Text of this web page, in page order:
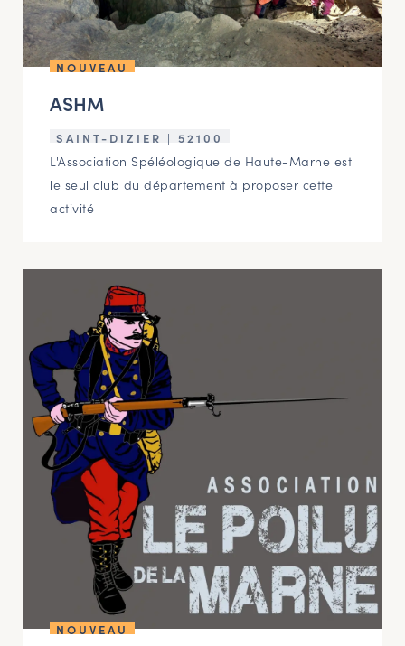
NOUVEAU
ASHM
SAINT-DIZIER | 52100
L'Association Spéléologique de Haute-Marne est
le seul club du département à proposer cette
activité
NOUVEAU